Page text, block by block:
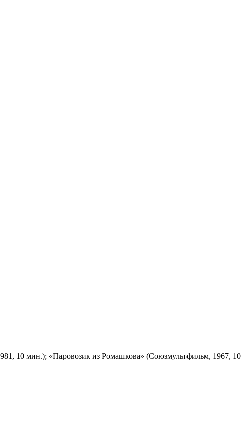
10 мин.); «Паровозик из Ромашкова» (Союзмультфильм, 1967, 10